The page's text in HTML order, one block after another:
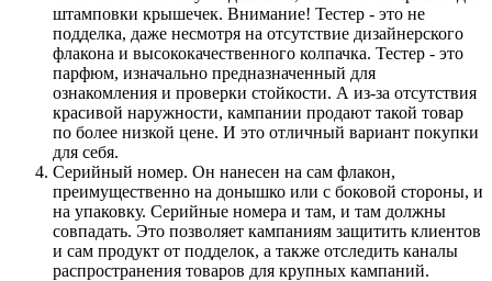
штамповки крышечек. Внимание! Тестер - это не
подделка, даже несмотря на отсутствие дизайнерского
флакона и высококачественного колпачка. Тестер - это
парфюм, изначально предназначенный для
ознакомления и проверки стойкости. А из-за отсутствия
красивой наружности, кампании продают такой товар
по более низкой цене. И это отличный вариант покупки
для себя.
Серийный номер. Он нанесен на сам флакон,
преимущественно на донышко или с боковой стороны, и
на упаковку. Серийные номера и там, и там должны
совпадать. Это позволяет кампаниям защитить клиентов
и сам продукт от подделок, а также отследить каналы
распространения товаров для крупных кампаний.